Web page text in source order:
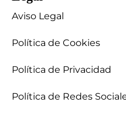
Aviso Legal
Política de Cookies
Política de Privacidad
Política de Redes